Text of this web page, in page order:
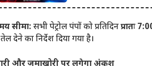
सीमा: सभी पेट्रोल पंपों को प्रतिदिनप्रातः
देने का निर्देश दिया गया है।
और जमाखोरी पर लगेगा अंकुश